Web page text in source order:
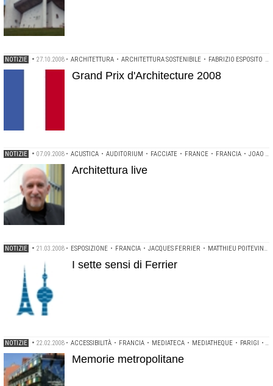
NOTIZIE • 27.10.2008 • ARCHITETTURA • ARCHITETTURA SOSTENIBILE • FABRIZIO ESPOSITO
Grand Prix d'Architecture 2008
NOTIZIE • 07.09.2008 • ACUSTICA • AUDITORIUM • FACCIATE • FRANCE • FRANCIA • JOAO LUIS CARRILHO DA GRAÇA
Architettura live
NOTIZIE • 21.03.2008 • ESPOSIZIONE • FRANCIA • JACQUES FERRIER • MATTHIEU POITEVIN •
I sette sensi di Ferrier
NOTIZIE • 22.02.2008 • ACCESSIBILITÀ • FRANCIA • MEDIATECA • MEDIATHEQUE • PARIGI •
Memorie metropolitane